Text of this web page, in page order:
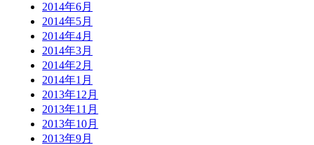
2014年6月
2014年5月
2014年4月
2014年3月
2014年2月
2014年1月
2013年12月
2013年11月
2013年10月
2013年9月